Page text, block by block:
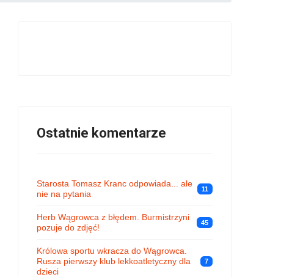
Ostatnie komentarze
Starosta Tomasz Kranc odpowiada... ale
nie na pytania
11
Herb Wągrowca z błędem. Burmistrzyni
pozuje do zdjęć!
45
Królowa sportu wkracza do Wągrowca.
Rusza pierwszy klub lekkoatletyczny dla
dzieci
7